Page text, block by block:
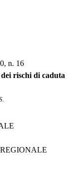
n. 16
rischi di caduta